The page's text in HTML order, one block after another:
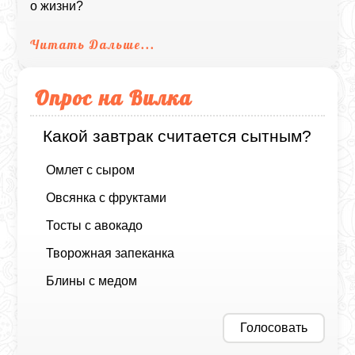
о жизни?
Читать Дальше...
Опрос на Вилка
Какой завтрак считается сытным?
Омлет с сыром
Овсянка с фруктами
Тосты с авокадо
Творожная запеканка
Блины с медом
Голосовать